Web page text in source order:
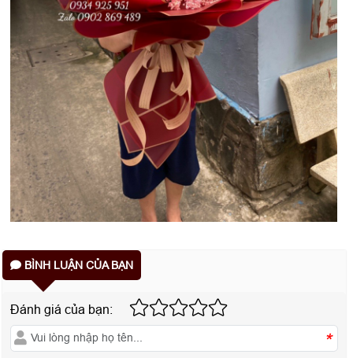
BÌNH LUẬN CỦA BẠN
Đánh giá của bạn:
*